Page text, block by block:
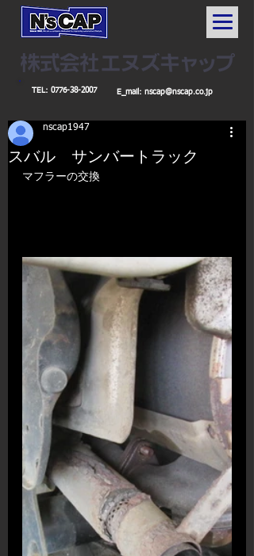
TEL: 0776-38-2007 E_mail: nscap@nscap.co.jp
スバル サンバートラック
nscap1947
マフラーの交換